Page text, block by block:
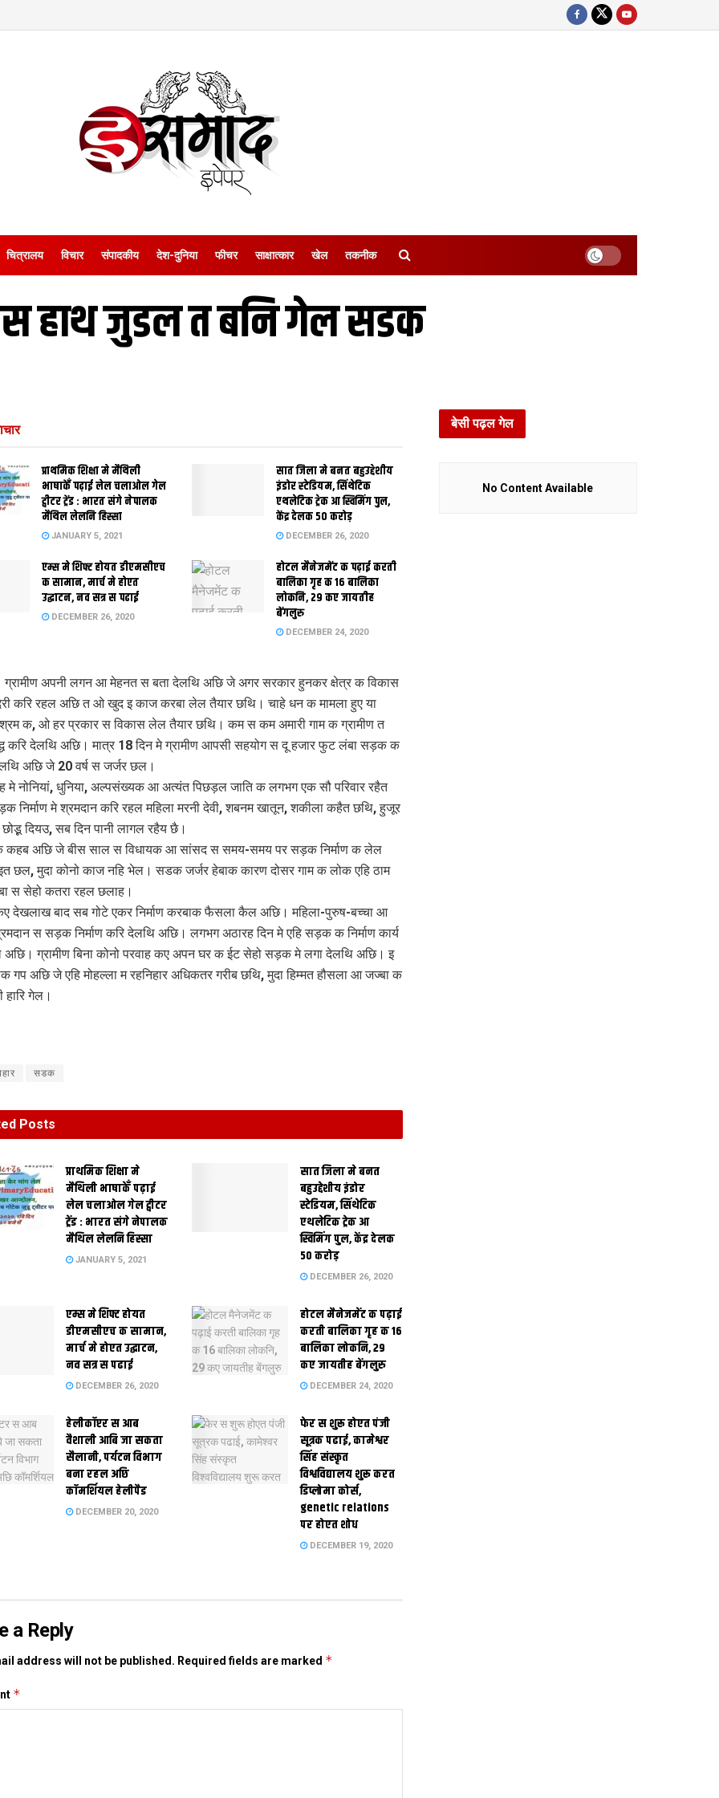
चित्रालय विचार संपादकीय देश-दुनिया फीचर साक्षात्‍कार खेल तकनीक
हाथ जुडल त बनि गेल सडक
प्राथमिक शि‍क्षा मे मैथि‍ली
भाषाकेँ पढ़ाई लेल चलाओल गेल
ट्वीटर ट्रेंड : भारत संगे नेपालक
मैथिल लेलनि हिस्सा
JANUARY 5, 2021
सात जिला मे बनत बहुउद्देशीय
इंडोर स्‍टेडि‍यम, सिंथेटिक
एथलेटिक ट्रेक आ स्विमिंग पुल,
केंद्र देलक 50 करोड़
DECEMBER 26, 2020
एम्स मे शिफ्ट होयत डीएमसीएच
क सामान, मार्च मे होएत
उद्घाटन, नव सत्र स पढाई
DECEMBER 26, 2020
होटल मैनेजमेंट क पढ़ाई करती
बालिका गृह क 16 बालिका
लोकनि, 29 कए जायतीह
बेंगलुरु
DECEMBER 24, 2020
ग्रामीण अपनी लगन आ मेहनत स बता देलथि अछि जे अगर सरकार हुनकर क्षेत्र क विकास
करि रहल अछि त ओ खुद इ काज करबा लेल तैयार छथि। चाहे धन क मामला हुए या
श्रम क, ओ हर प्रकार स विकास लेल तैयार छथि। कम स कम अमारी गाम क ग्रामीण त
करि देलथि अछि। मात्र 18 दिन मे ग्रामीण आपसी सहयोग स दू हजार फुट लंबा सड़क क
अछि जे 20 वर्ष स जर्जर छल।
मे नोनियां, धुनिया, अल्पसंख्यक आ अत्यंत पिछड़ल जाति क लगभग एक सौ परिवार रहैत
निर्माण मे श्रमदान करि रहल महिला मरनी देवी, शबनम खातून, शकीला कहैत छथि, हुजूर
दियउ, सब दिन पानी लागल रहैय छै।
कहब अछि जे बीस साल स विधायक आ सांसद स समय-समय पर सड़क निर्माण क लेल
छल, मुदा कोनो काज नहि भेल। सडक जर्जर हेबाक कारण दोसर गाम क लोक एहि ठाम
स सेहो कतरा रहल छलाह।
देखलाख बाद सब गोटे एकर निर्माण करबाक फैसला कैल अछि। महिला-पुरुष-बच्चा आ
स सड़क निर्माण करि देलथि अछि। लगभग अठारह दिन मे एहि सड़क क निर्माण कार्य
अछि। ग्रामीण बिना कोनो परवाह कए अपन घर क ईट सेहो सड़क मे लगा देलथि अछि। इ
गप अछि जे एहि मोहल्ला म रहनिहार अधिकतर गरीब छथि, मुदा हिम्मत हौसला आ जज्बा क
हारि गेल।
सडक
Posts
प्राथमिक शि‍क्षा मे
मैथि‍ली भाषाकेँ पढ़ाई
लेल चलाओल गेल ट्वीटर
ट्रेंड : भारत संगे नेपालक
मैथिल लेलनि हिस्सा
JANUARY 5, 2021
सात जिला मे बनत
बहुउद्देशीय इंडोर
स्‍टेडि‍यम, सिंथेटिक
एथलेटिक ट्रेक आ
स्विमिंग पुल, केंद्र देलक
50 करोड़
DECEMBER 26, 2020
एम्स मे शिफ्ट होयत
डीएमसीएच क सामान,
मार्च मे होएत उद्घाटन,
नव सत्र स पढाई
DECEMBER 26, 2020
होटल मैनेजमेंट क पढ़ाई
करती बालिका गृह क 16
बालिका लोकनि, 29
कए जायतीह बेंगलुरु
DECEMBER 24, 2020
हेलीकॉप्टर स आब
वैशाली आबि जा सकता
सैलानी, पर्यटन विभाग
बना रहल अछि
कॉमर्शियल हेलीपैड
DECEMBER 20, 2020
फेर स शुरू होएत पंजी
सूत्रक पढाई, कामेश्वर
सिंह संस्कृत
विश्वविद्यालय शुरू करत
डिप्लोमा कोर्स,
genetic relations
पर होएत शोध
DECEMBER 19, 2020
a Reply
address will not be published. Required fields are marked *
*
बेसी पढ़ल गेल
No Content Available